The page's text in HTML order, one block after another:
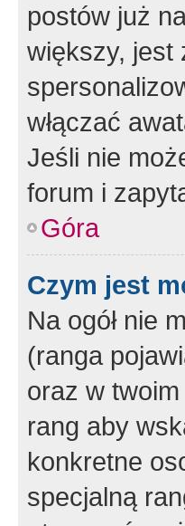
postów już
większy, jest
włączać
Jeśli nie
forum i
Góra
Czym jest
Na ogół nie
(ranga
oraz w
rang aby
konkretne
specjalną